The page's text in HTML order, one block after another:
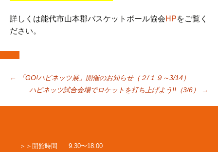
詳しくは能代市山本郡バスケットボール協会HPをご覧く
ださい。
投
稿
ナ
←
「GO!ハピネッツ展」開催のお知らせ（２/１９～3/14）
ハピネッツ試合会場でロケットを打ち上げよう!!（3/6）
→
開館時間 9:30〜18:00